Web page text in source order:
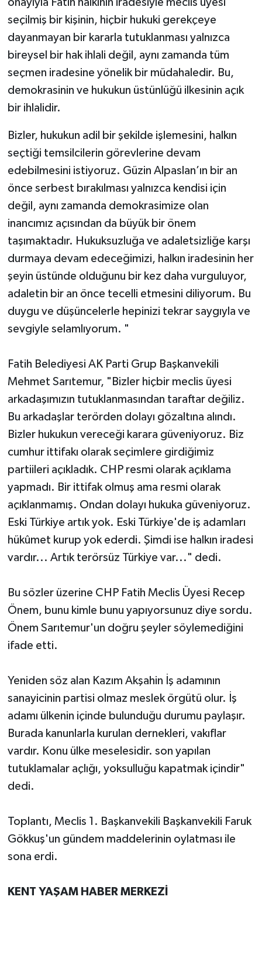
seçilmiş bir kişinin, hiçbir hukuki gerekçeye
dayanmayan bir kararla tutuklanması yalnızca
bireysel bir hak ihlali değil, aynı zamanda tüm
seçmen iradesine yönelik bir müdahaledir. Bu,
demokrasinin ve hukukun üstünlüğü ilkesinin açık
bir ihlalidir.
Bizler, hukukun adil bir şekilde işlemesini, halkın
seçtiği temsilcilerin görevlerine devam
edebilmesini istiyoruz. Güzin Alpaslan’ın bir an
önce serbest bırakılması yalnızca kendisi için
değil, aynı zamanda demokrasimize olan
inancımız açısından da büyük bir önem
taşımaktadır. Hukuksuzluğa ve adaletsizliğe karşı
durmaya devam edeceğimizi, halkın iradesinin her
şeyin üstünde olduğunu bir kez daha vurguluyor,
adaletin bir an önce tecelli etmesini diliyorum. Bu
duygu ve düşüncelerle hepinizi tekrar saygıyla ve
sevgiyle selamlıyorum. "
Fatih Belediyesi AK Parti Grup Başkanvekili
Mehmet Sarıtemur, "Bizler hiçbir meclis üyesi
arkadaşımızın tutuklanmasından taraftar değiliz.
Bu arkadaşlar terörden dolayı gözaltına alındı.
Bizler hukukun vereceği karara güveniyoruz. Biz
cumhur ittifakı olarak seçimlere girdiğimiz
partiileri açıkladık. CHP resmi olarak açıklama
yapmadı. Bir ittifak olmuş ama resmi olarak
açıklanmamış. Ondan dolayı hukuka güveniyoruz.
Eski Türkiye artık yok. Eski Türkiye'de iş adamları
hükûmet kurup yok ederdi. Şimdi ise halkın iradesi
vardır... Artık terörsüz Türkiye var..." dedi.
Bu sözler üzerine CHP Fatih Meclis Üyesi Recep
Önem, bunu kimle bunu yapıyorsunuz diye sordu.
Önem Sarıtemur'un doğru şeyler söylemediğini
ifade etti.
Yeniden söz alan Kazım Akşahin İş adamının
sanayicinin partisi olmaz meslek örgütü olur. İş
adamı ülkenin içinde bulunduğu durumu paylaşır.
Burada kanunlarla kurulan dernekleri, vakıflar
vardır. Konu ülke meselesidir. son yapılan
tutuklamalar açlığı, yoksulluğu kapatmak içindir"
dedi.
Toplantı, Meclis 1. Başkanvekili Başkanvekili Faruk
Gökkuş'un gündem maddelerinin oylatması ile
sona erdi.
KENT YAŞAM HABER MERKEZİ